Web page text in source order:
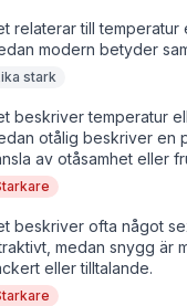
relaterar till temperatur
modern betyder
stark
beskriver temperatur
otålig beskriver en
av otåsamhet eller
beskriver ofta något
medan snygg är
eller tilltalande.